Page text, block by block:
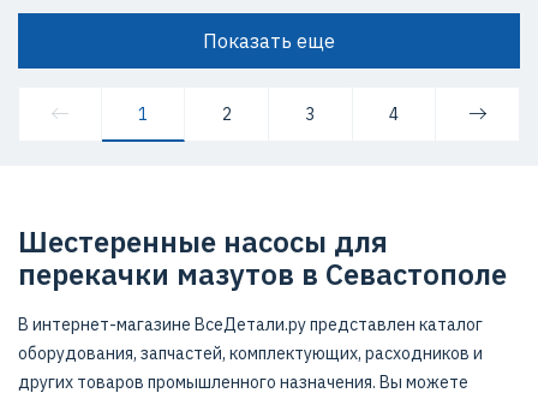
Показать еще
1 2 3 4
Шестеренные насосы для
перекачки мазутов в Севастополе
В интернет-магазине ВсеДетали.ру представлен каталог
оборудования, запчастей, комплектующих, расходников и
других товаров промышленного назначения. Вы можете